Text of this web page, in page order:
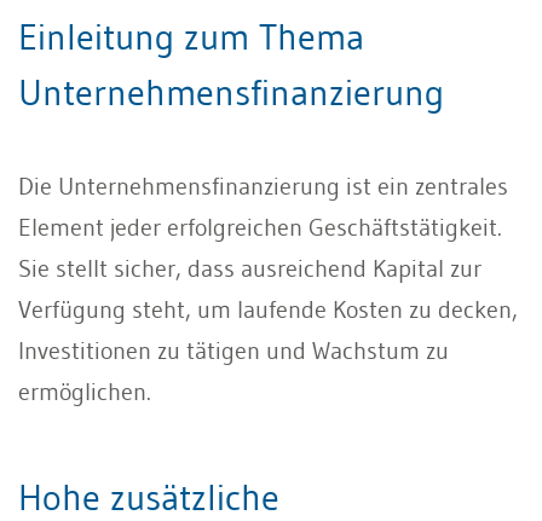
Einleitung zum Thema
Unternehmensfinanzierung
Die Unternehmensfinanzierung ist ein zentrales
Element jeder erfolgreichen Geschäftstätigkeit.
Sie stellt sicher, dass ausreichend Kapital zur
Verfügung steht, um laufende Kosten zu decken,
Investitionen zu tätigen und Wachstum zu
ermöglichen.
Hohe zusätzliche